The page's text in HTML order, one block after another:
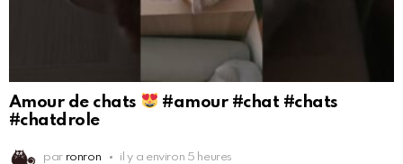
Amour de chats
#amour #chat #chats
#chatdrole
par ronron il y a environ 5 heures